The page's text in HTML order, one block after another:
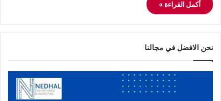
أكمل القراءة »
نحن الافضل في مجالنا